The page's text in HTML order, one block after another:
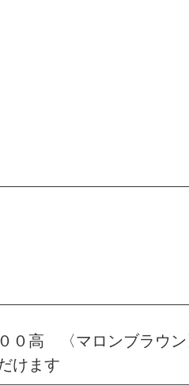
０高 〈マロンブラウ
けます